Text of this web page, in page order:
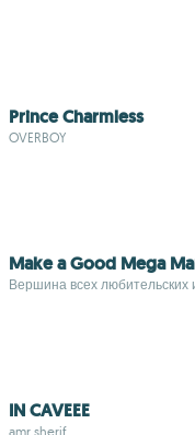
Prince Charmless
OVERBOY
Make a Good Mega
Вершина всех любительских
IN CAVEEE
amr sherif